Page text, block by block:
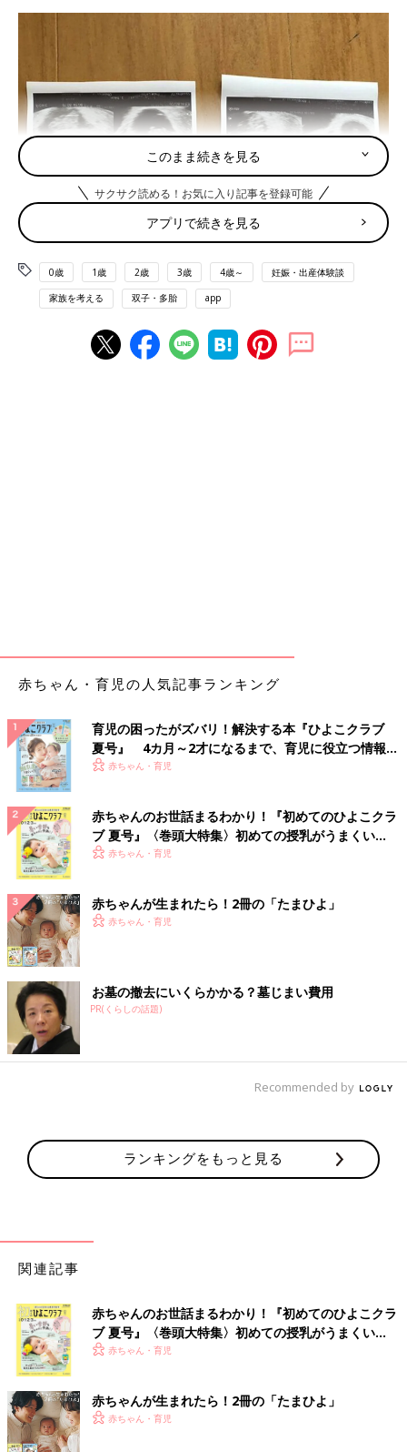
妊娠8週頃のエコー写真
が、子どもについて旦那さんとはどのように話し合っていたので
―― 4つ子の妊娠が発覚した時のよつはさんの気持ちと、周囲の
「次の週は胎嚢が2つ、その次の週には胎嚢が4つと、だんだん増
えていきました。最終的に4つ子だということがわかった時はと
ても嬉しかったです。不妊治療中は『もしかしかたら私には子ど
もができないかもしれない』と自信を失っていたので、子どもが
できたことに嬉しさしかありませんでした。夫も『嬉しい！！』
と一緒に喜んでくれました。
しかし、親族や病院の先生の反応は、決してお祝いムードではあ
りませんでした。私の体や子どもの体を心配していて『おめでと
う』という言葉はありませんでした。『元気に産めない確率が高
い』『母体にも大きな負担がかかって危険』『今回は諦めて、次
頑張ったら？』『絶対に1人では育てられない』と現実的な言葉
をかけられ、正直なところつらかったです。もちろん私と子ども
たちのためを思って言ってくれているのが痛いほどわかりまし
た。けれど……わかるのだけれど、悲しかった。一緒に喜んで欲
しかったというのが本音でした。
私にも夫にも“産まない”という選択肢はありませんでした。私が
けてくれました。そして、『どんな子が生まれて来ても、私たち
が産んで育てていく』と固く決意をしました。そんな私たちを見
妊娠29週で帝王切開。約30人の医師らに見守られな
がら4つ子が誕生
このまま続きを見る
サクサク読める！お気に入り記事を登録可能
アプリで続きを見る
0歳 1歳 2歳 3歳 4歳～ 妊娠・出産体験談
家族を考える 双子・多胎 app
赤ちゃん・育児の人気記事ランキング
育児の困ったがズバリ！解決する本『ひよこクラブ
夏号』 4カ月～2才になるまで、育児に役立つ情報が
いっぱい！
赤ちゃん・育児
赤ちゃんのお世話まるわかり！『初めてのひよこクラ
ブ 夏号』〈巻頭大特集〉初めての授乳がうまくい
く！ おっぱい・ミルクの基本と夏のトラブル 解決テ
赤ちゃん・育児
赤ちゃんが生まれたら！2冊の「たまひよ」
赤ちゃん・育児
お墓の撤去にいくらかかる？墓じまい費用
PR(くらしの話題)
Recommended by
ランキングをもっと見る
関連記事
赤ちゃんのお世話まるわかり！『初めてのひよこクラ
ブ 夏号』〈巻頭大特集〉初めての授乳がうまくい
く！ おっぱい・ミルクの基本と夏のトラブル 解決テ
赤ちゃん・育児
赤ちゃんが生まれたら！2冊の「たまひよ」
赤ちゃん・育児